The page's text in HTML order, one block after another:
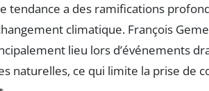
tendance a des ramifications
climatique. François
lieu lors d’événements
naturelles, ce qui limite la prise de